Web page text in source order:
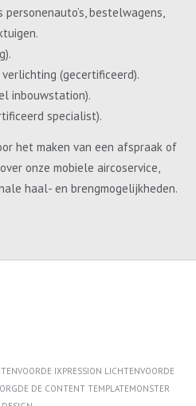
bestelwagens,
(gecertificeerd).
inbouwstation).
specialist).
het maken van een afspraak of
onze mobiele aircoservice,
haal- en brengmogelijkheden.
IXPRESSION LICHTENVOORDE
DE CONTENT TEMPLATEMONSTER